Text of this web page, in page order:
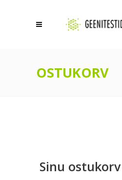
OSTUKORV
Sinu